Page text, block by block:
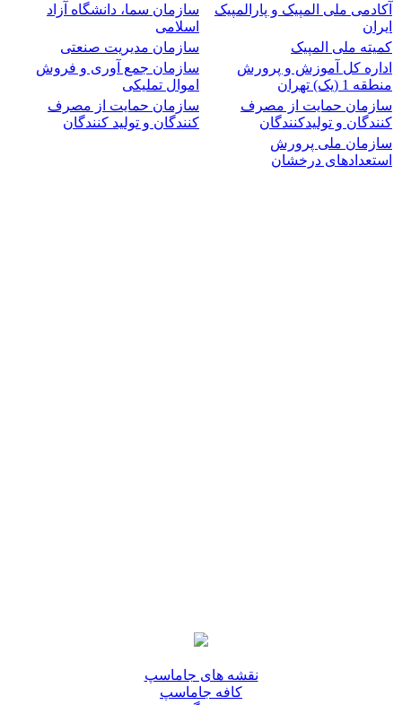
آکادمی ملی المپیک و پارالمپیک
ایران
سازمان سما، دانشگاه آزاد
اسلامی
کمیته ملی المپیک
سازمان مدیریت صنعتی
اداره کل آموزش و پرورش
منطقه 1 (یک) تهران
سازمان جمع آوری و فروش
اموال تملیکی
سازمان حمایت از مصرف
کنندگان و تولیدکنندگان
سازمان حمایت از مصرف
کنندگان و تولید کنندگان
سازمان ملی پرورش
استعدادهای درخشان
نقشه های جاماسپ
کافه جاماسپ